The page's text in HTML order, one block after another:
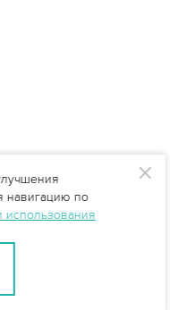
навигацию по
использования